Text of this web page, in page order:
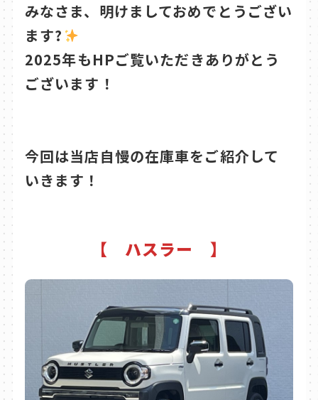
みなさま、明けましておめでとうござい
ます?
2025年もHPご覧いただきありがとう
ございます！
今回は当店自慢の在庫車をご紹介して
いきます！
【 ハスラー 】